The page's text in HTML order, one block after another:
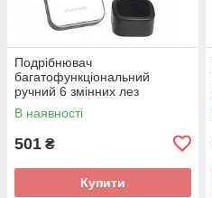
Подрібнювач
багатофункціональний
ручний 6 змінних лез
КМ-3005
В наявності
501 ₴
Купити